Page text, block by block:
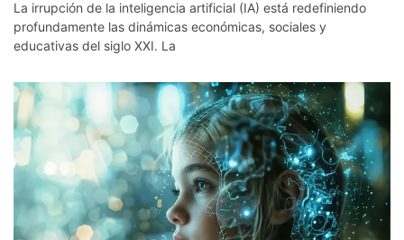
La irrupción de la inteligencia artificial (IA) está redefiniendo
profundamente las dinámicas económicas, sociales y
educativas del siglo XXI. La